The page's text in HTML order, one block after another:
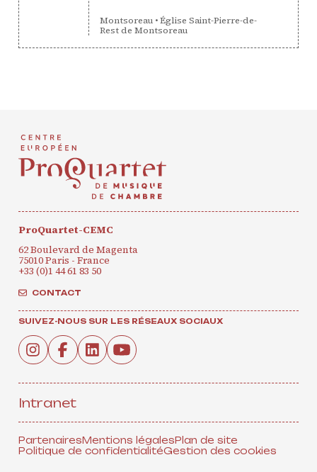
Montsoreau •Église Saint-Pierre-de-
Rest de Montsoreau
ProQuartet-CEMC
62 Boulevard de Magenta
75010 Paris - France
+33 (0)1 44 61 83 50
CONTACT
SUIVEZ-NOUS SUR LES RÉSEAUX SOCIAUX
Intranet
PartenairesMentions légalesPlan de site
Politique de confidentialitéGestion des cookies